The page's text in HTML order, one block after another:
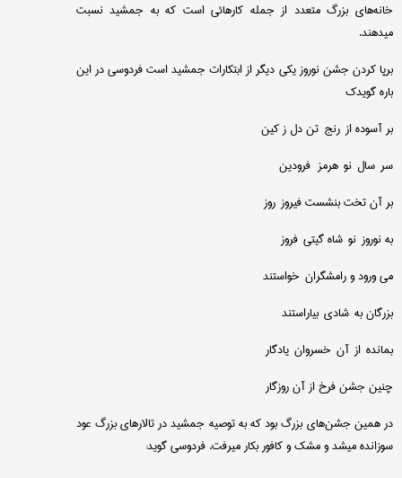
خانه‌های بزرگ متعدد از جمله كارهائی است كه به جمشید نسبت
میدهند.
برپا كردن جشن نوروز یكی دیگر از ابتكارات جمشید است فردوسی در این
باره گویدك
بر آسوده از رنج تن دل ز كین
سر سال نو هرمز فرودین
بر آن تخت بنشست فیروز روز
به نوروز نو شاه گیتی فروز
می ورود و رامشگران خواستند
بزرگان به شادی بیاراستند
بمانده از آن خسروان یادگار
چنین جشن فرخ از آن روزگار
در همین جشن‌های بزرگ بود كه به توصیه جمشید در تالارهای بزرگ عود
سوزانده میشد و مشك و كافور بكار میرفت. فردوسی گوید: